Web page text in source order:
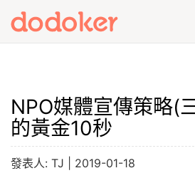
NPO媒體宣傳策略(
的黃金10秒
發表人: TJ 2019-01-18